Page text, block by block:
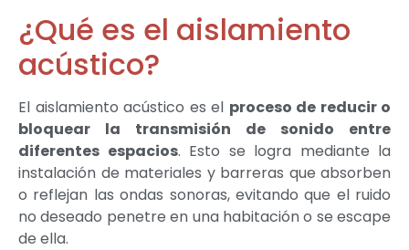
¿Qué es el aislamiento
acústico?
El aislamiento acústico es el proceso de reducir o
bloquear la transmisión de sonido entre
diferentes espacios. Esto se logra mediante la
instalación de materiales y barreras que absorben
o reflejan las ondas sonoras, evitando que el ruido
no deseado penetre en una habitación o se escape
de ella.